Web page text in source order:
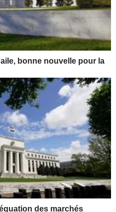
bonne nouvelle pour la
des marchés